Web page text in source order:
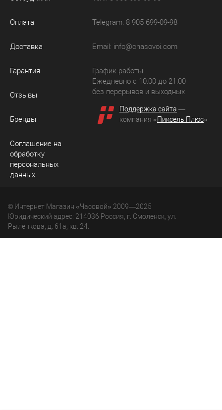
Оплата
Доставка
Гарантия
Отзывы
Бренды
Соглашение на
обработку
персональных
данных
Telegram: 8 905 699-09-98
Email: info@chasovoi.com
График работы
Ежедневно с 10:00 до 21:00
без перерывов и выходных
Поддержка сайта —
компания «Пиксель Плюс»
© Интернет Магазин «Часовой» 2009—2025
Юридический адрес: 214036 Россия, г. Смоленск, ул.
Рыленкова, д. 61а, кв. 24.